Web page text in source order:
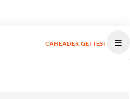
CAHEADER.GETTEST